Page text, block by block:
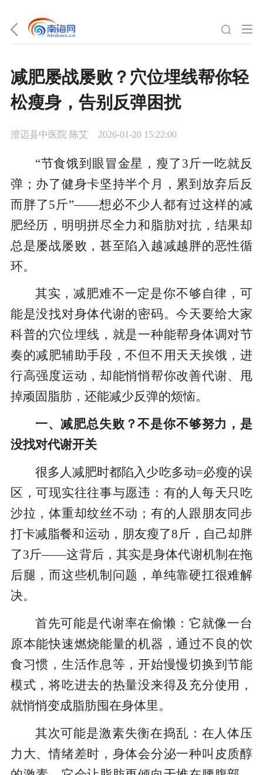
减肥屡战屡败？穴位埋线帮你轻
松瘦身，告别反弹困扰
澄迈县中医院 陈艾 2026-01-20 15:22:00
“节食饿到眼冒金星，瘦了3斤一吃就反
弹；办了健身卡坚持半个月，累到放弃后反
而胖了5斤”——想必不少人都有过这样的减
肥经历，明明拼尽全力和脂肪对抗，结果却
总是屡战屡败，甚至陷入越减越胖的恶性循
环。
其实，减肥难不一定是你不够自律，可
能是没找对身体代谢的密码。今天要给大家
科普的穴位埋线，就是一种能帮身体调对节
奏的减肥辅助手段，不但不用天天挨饿，进
行高强度运动，却能悄悄帮你改善代谢、甩
掉顽固脂肪，还能减少反弹的烦恼。
一、减肥总失败？不是你不够努力，是
没找对代谢开关
很多人减肥时都陷入少吃多动=必瘦的误
区，可现实往往事与愿违：有的人每天只吃
沙拉，体重却纹丝不动；有的人跟朋友同步
打卡减脂餐和运动，朋友瘦了8斤，自己却胖
了3斤——这背后，其实是身体代谢机制在拖
后腿，而这些机制问题，单纯靠硬扛很难解
决。
首先可能是代谢率在偷懒：它就像一台
原本能快速燃烧能量的机器，通过不良的饮
食习惯，生活作息等，开始慢慢切换到节能
模式，将吃进去的热量没来得及充分使用，
就悄悄变成脂肪囤在身体里。
其次可能是激素失衡在捣乱：在人体压
力大、情绪差时，身体会分泌一种叫皮质醇